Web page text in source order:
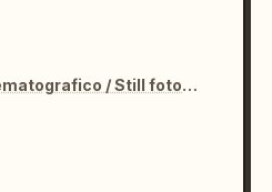
Fermo immagine cinematografico / Still fotografico